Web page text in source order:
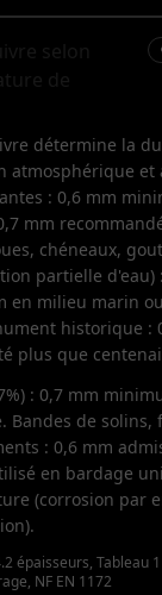
détermine la
atmosphérique et
: 0,6 mm
mm
chéneaux,
partielle d'eau)
en milieu marin
historique :
plus que
: 0,7 mm
Bandes de solins,
: 0,6 mm
en bardage
(corrosion par
épaisseurs, Tableau
NF EN 1172